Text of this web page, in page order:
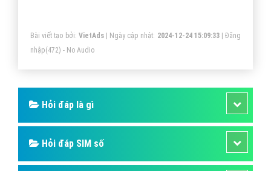
Bài viết tạo bởi: VietAds| Ngày cập nhật: 2024-12-24 15:09:33|Đăng
nhập(472) - No Audio
Hỏi đáp là gì
Hỏi đáp SIM số